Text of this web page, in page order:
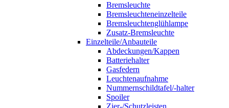
Bremsleuchte
Bremsleuchteneinzelteile
Bremsleuchtenglühlampe
Zusatz-Bremsleuchte
Einzelteile/Anbauteile
Abdeckungen/Kappen
Batteriehalter
Gasfedern
Leuchtenaufnahme
Nummernschildtafel/-halter
Spoiler
Zier-/Schutzleisten